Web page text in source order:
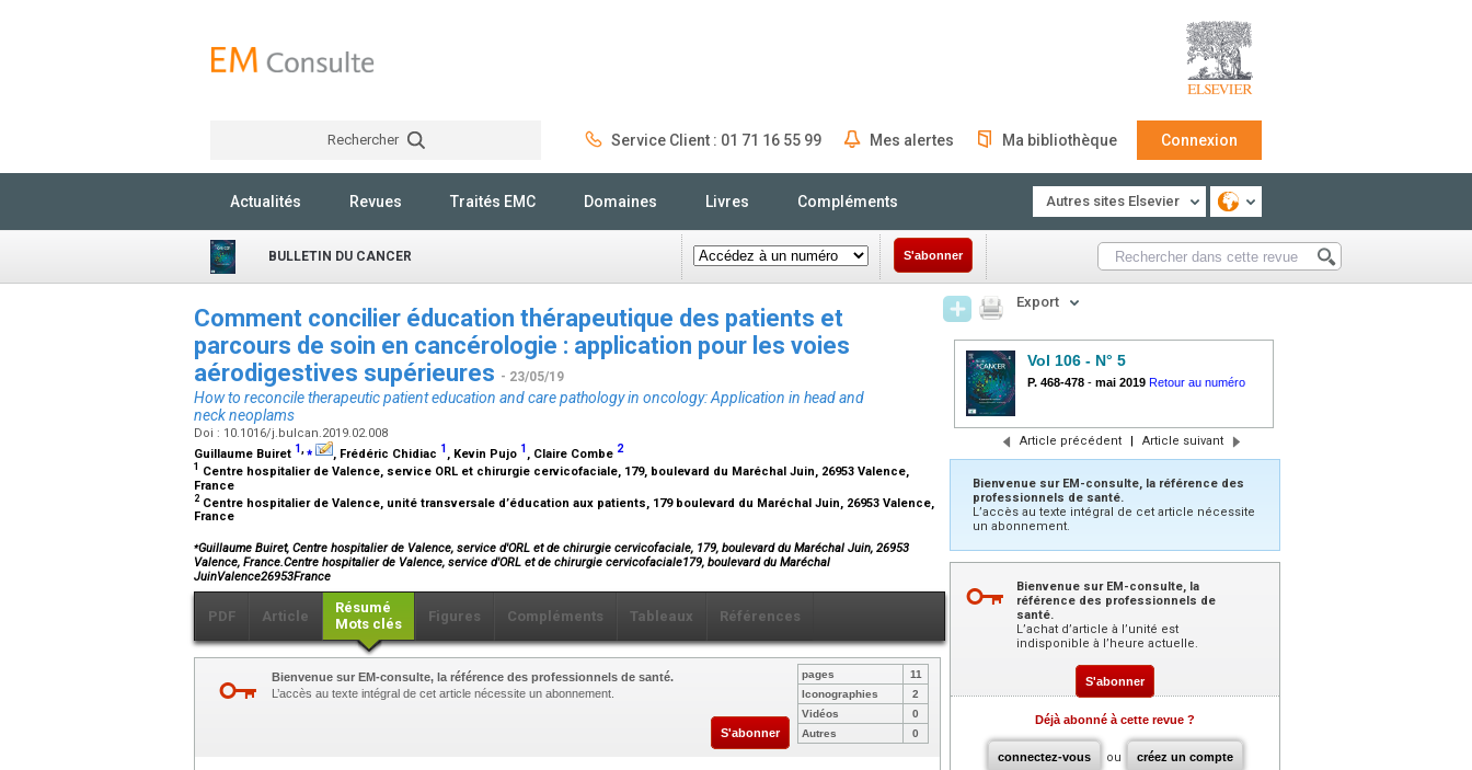
Rechercher Service Client : 01 71 16 55 99 Mes alertes Ma bibliothèque Connexion
Actualités Revues Traités EMC Domaines Livres Compléments Autres sites Elsevier
BULLETIN DU CANCER S'abonner
Comment concilier éducation thérapeutique des patients et
parcours de soin en cancérologie : application pour les voies
aérodigestives supérieures - 23/05/19
How to reconcile therapeutic patient education and care pathology in oncology: Application in head and
neck neoplams
Doi : 10.1016/j.bulcan.2019.02.008
Guillaume Buiret 1,⁎ , Frédéric Chidiac 1 , Kevin Pujo 1 , Claire Combe 2
1 Centre hospitalier de Valence, service ORL et chirurgie cervicofaciale, 179, boulevard du Maréchal Juin, 26953 Valence,
France
2 Centre hospitalier de Valence, unité transversale d’éducation aux patients, 179 boulevard du Maréchal Juin, 26953 Valence,
France
⁎Guillaume Buiret, Centre hospitalier de Valence, service d'ORL et de chirurgie cervicofaciale, 179, boulevard du Maréchal Juin, 26953
Valence, France.Centre hospitalier de Valence, service d'ORL et de chirurgie cervicofaciale179, boulevard du Maréchal
JuinValence26953France
PDF Article
Résumé
Mots clés
Figures Compléments Tableaux Références
Bienvenue sur EM-consulte, la référence des professionnels de santé.
L’accès au texte intégral de cet article nécessite un abonnement.
S'abonner
pages
11
Iconographies
2
Vidéos
0
Autres
0
Export
Vol 106 - N° 5
P. 468-478 - mai 2019 Retour au numéro
Article précédent | Article suivant
Bienvenue sur EM-consulte, la référence des
professionnels de santé.
L’accès au texte intégral de cet article nécessite
un abonnement.
Bienvenue sur EM-consulte, la
référence des professionnels de
santé.
L’achat d’article à l’unité est
indisponible à l’heure actuelle.
S'abonner
Déjà abonné à cette revue ?
connectez-vous ou créez un compte